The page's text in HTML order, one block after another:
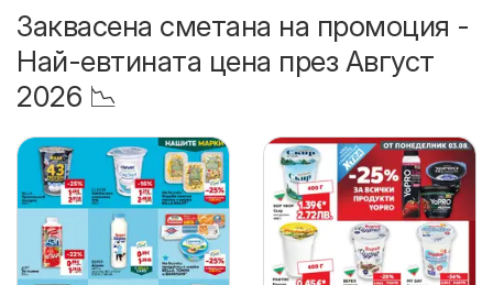
Заквасена сметана на промоция -
Най-евтината цена през Август
2026 📉